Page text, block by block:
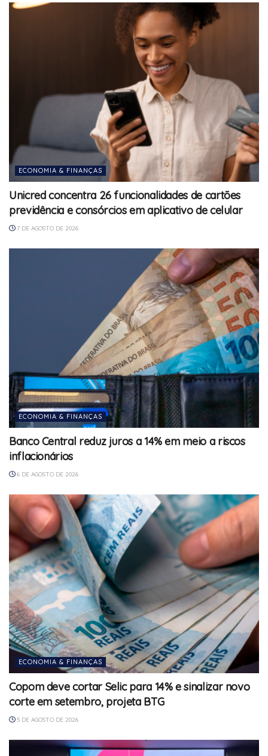
ECONOMIA & FINANÇAS
Unicred concentra 26 funcionalidades de cartões
previdência e consórcios em aplicativo de celular
7 DE AGOSTO DE 2026
ECONOMIA & FINANÇAS
Banco Central reduz juros a 14% em meio a riscos
inflacionários
6 DE AGOSTO DE 2026
ECONOMIA & FINANÇAS
Copom deve cortar Selic para 14% e sinalizar novo
corte em setembro, projeta BTG
5 DE AGOSTO DE 2026